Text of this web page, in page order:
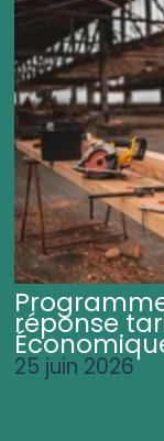
réponse
25 juin 2026